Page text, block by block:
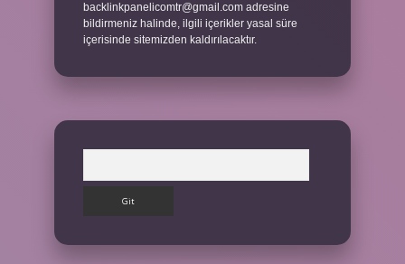
backlinkpanelicomtr@gmail.com adresine
bildirmeniz halinde, ilgili içerikler yasal süre
içerisinde sitemizden kaldırılacaktır.